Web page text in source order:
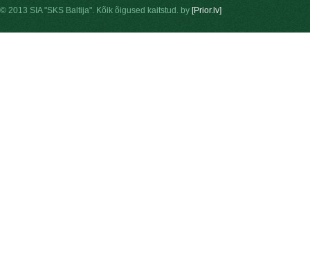
© 2013 SIA "SKS Baltija". Kõik õigused kaitstud. by [Prior.lv]